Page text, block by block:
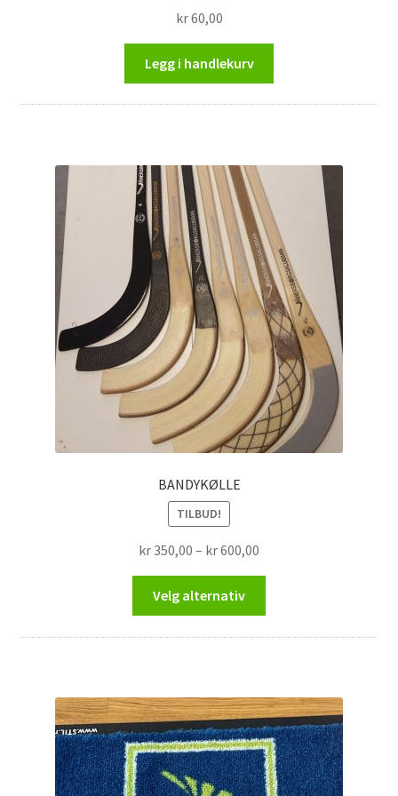
kr60,00
Legg i handlekurv
BANDYKØLLE
TILBUD!
kr350,00 – kr600,00
kr 350,00
kr 600,00
Velg alternativ
Alternativene
kan
velges
på
produktsiden